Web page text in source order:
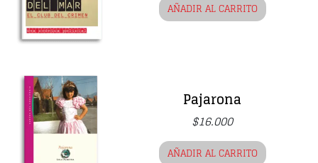
AÑADIR AL CARRITO
Pajarona
$16.000
AÑADIR AL CARRITO